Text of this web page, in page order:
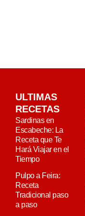
ULTIMAS
RECETAS
Sardinas en
Escabeche: La
Receta que Te
Hará Viajar en el
Tiempo
Pulpo a Feira:
Receta
Tradicional paso
a paso